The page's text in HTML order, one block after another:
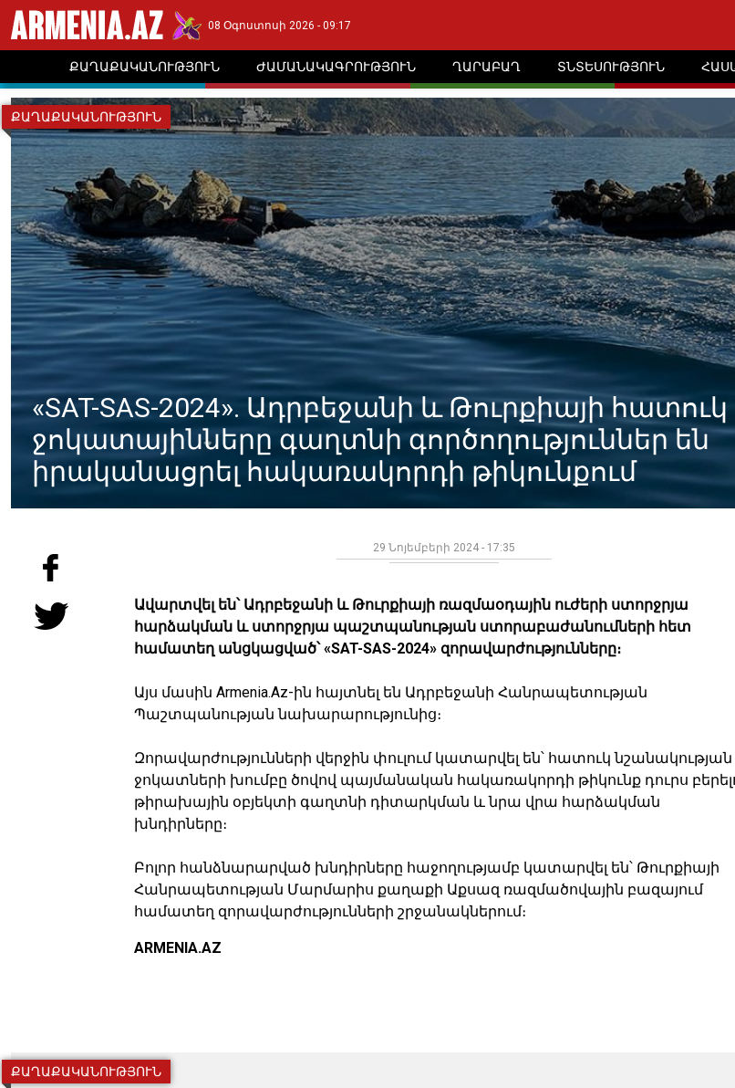
08 Օգոստոսի 2026 - 09:17
ՔԱՂԱՔԱԿԱՆՈՒԹՅՈՒՆ ԺԱՄԱՆԱԿԱԳՐՈՒԹՅՈՒՆ ՂԱՐԱԲԱՂ ՏՆՏԵՍՈՒԹՅՈՒՆ
«SAT-SAS-2024». Ադրբեջանի և Թուրքիայի հատուկ
ջոկատայինները գաղտնի գործողություններ են
իրականացրել հակառակորդի թիկունքում
ՔԱՂԱՔԱԿԱՆՈՒԹՅՈՒՆ
29 Նոյեմբերի 2024 - 17:35
Ավարտվել են՝ Ադրբեջանի և Թուրքիայի ռազմաօդային ուժերի ստորջրյա
հարձակման և ստորջրյա պաշտպանության ստորաբաժանումների հետ
համատեղ անցկացված՝ «SAT-SAS-2024» զորավարժությունները։
Այս մասին Armenia.Az-ին հայտնել են Ադրբեջանի Հանրապետության
Պաշտպանության նախարարությունից։
Զորավարժությունների վերջին փուլում կատարվել են՝ հատուկ նշանակության
ջոկատների խումբը ծովով պայմանական հակառակորդի թիկունք դուրս
թիրախային օբյեկտի գաղտնի դիտարկման և նրա վրա հարձակման
խնդիրները։
Բոլոր հանձնարարված խնդիրները հաջողությամբ կատարվել են՝ Թուրքիայի
Հանրապետության Մարմարիս քաղաքի Աքսազ ռազմածովային բազայում
համատեղ զորավարժությունների շրջանակներում։
ARMENIA.AZ
ՔԱՂԱՔԱԿԱՆՈՒԹՅՈՒՆ